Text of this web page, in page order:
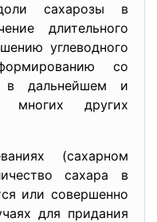
сахарозы в
длительного
углеводного
со
в дальнейшем и
многих других
(сахарном
сахара в
или совершенно
для придания